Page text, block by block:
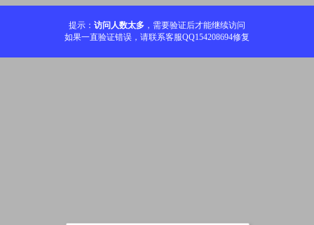
提示： 访问人数太多 ，需要验证后才能继续访问
如果一直验证错误，请联系客服QQ154208694修复